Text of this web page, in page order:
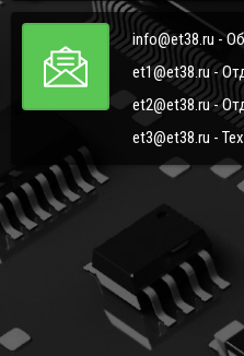
info@et38.ru -
et1@et38.ru -
et2@et38.ru -
et3@et38.ru -